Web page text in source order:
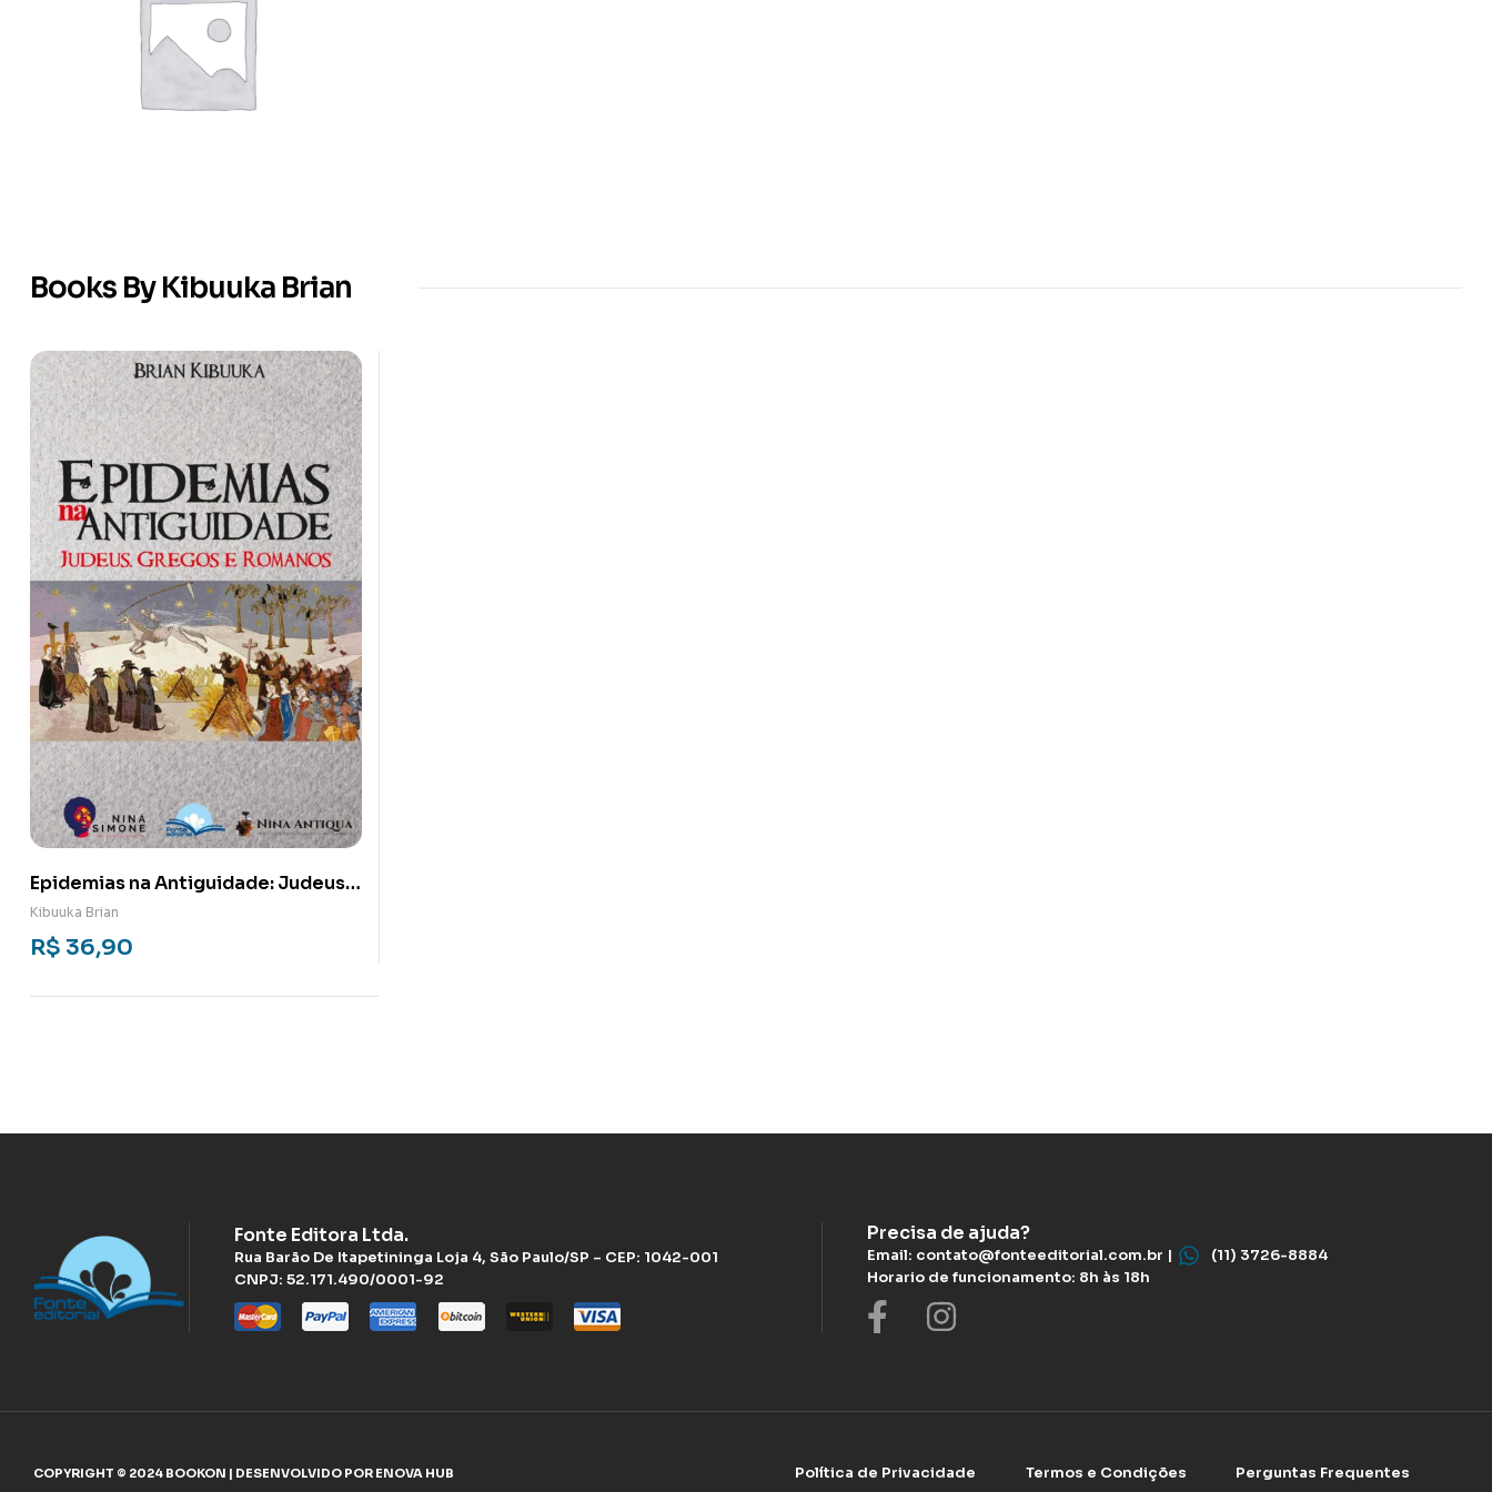
Books By Kibuuka Brian
Epidemias na Antiguidade: Judeus,
gregos e romanos
Kibuuka Brian
R$ 36,90
Fonte Editora Ltda.
Rua Barão De Itapetininga Loja 4, São Paulo/SP – CEP: 1042-001
CNPJ: 52.171.490/0001-92
Precisa de ajuda?
Email: contato@fonteeditorial.com.br |
(11) 3726-8884
Horario de funcionamento: 8h às 18h
COPYRIGHT © 2024 BOOKON | DESENVOLVIDO POR ENOVA HUB Política de Privacidade Termos e Condições Perguntas Frequentes